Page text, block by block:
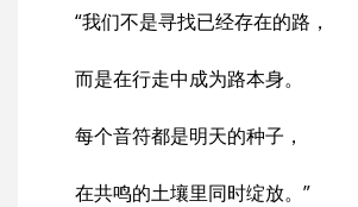
“我们不是寻找已经存在的路，
而是在行走中成为路本身。
每个音符都是明天的种子，
在共鸣的土壤里同时绽放。”